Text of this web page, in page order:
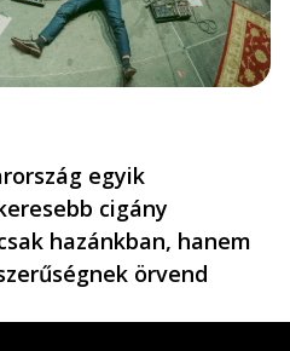
egyik
cigány
hazánkban, hanem
örvend